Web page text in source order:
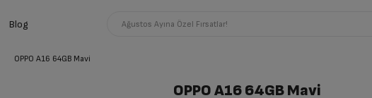
Blog Ağustos Ayına Özel Fırsatlar!
OPPO A16 64GB Mavi
OPPO A16 64GB Mavi